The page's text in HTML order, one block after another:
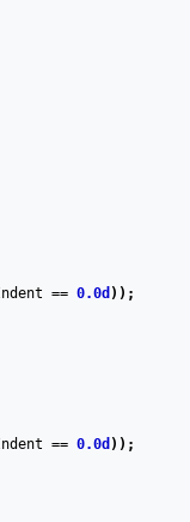
== 0.0d ));
== 0.0d ));